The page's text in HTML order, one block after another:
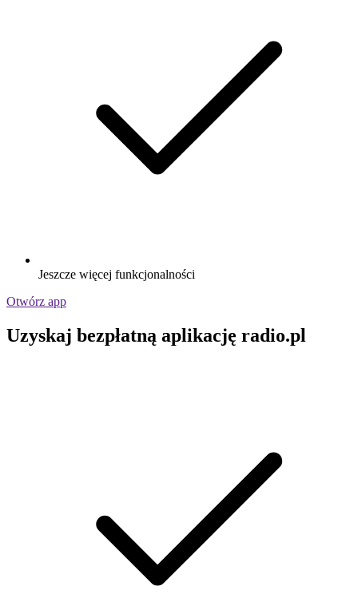
Jeszcze więcej funkcjonalności
Otwórz app
Uzyskaj bezpłatną aplikację radio.pl